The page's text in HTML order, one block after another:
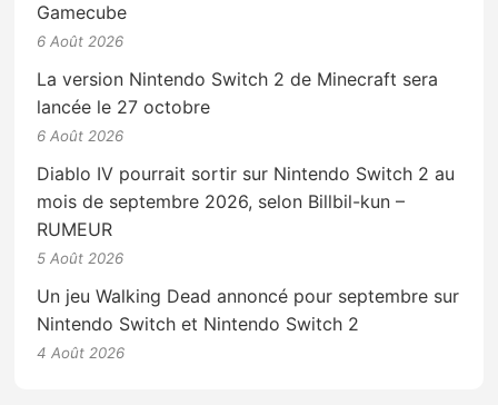
Gamecube
6 Août 2026
La version Nintendo Switch 2 de Minecraft sera
lancée le 27 octobre
6 Août 2026
Diablo IV pourrait sortir sur Nintendo Switch 2 au
mois de septembre 2026, selon Billbil-kun –
RUMEUR
5 Août 2026
Un jeu Walking Dead annoncé pour septembre sur
Nintendo Switch et Nintendo Switch 2
4 Août 2026